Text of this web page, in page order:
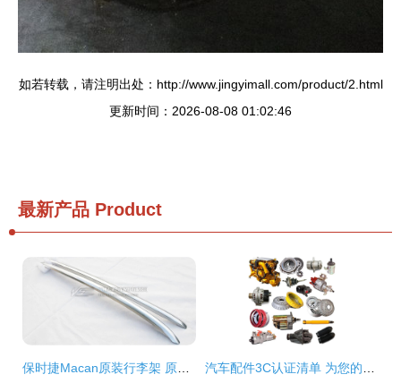
如若转载，请注明出处：http://www.jingyimall.com/product/2.html
更新时间：2026-08-08 01:02:46
最新产品 Product
保时捷Macan原装行李架 原厂配件供应价格、图片与厂家解析 汽车配件3C认证清单 为您的安全出行保驾护航！